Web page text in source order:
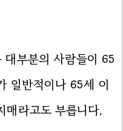
대부분의 사람들이 65
일반적이나 65세 이
매라고도 부릅니다.